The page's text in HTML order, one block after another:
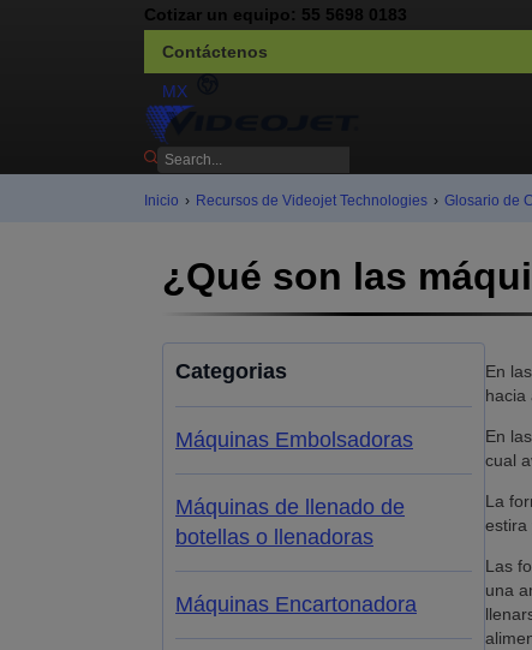
Cotizar un equipo: 55 5698 0183
Contáctenos
MX
Inicio › Recursos de Videojet Technologies › Glosario de
¿Qué son las
Categorias
Máquinas Embolsadoras
Máquinas de llenado de
botellas o llenadoras
Máquinas Encartonadora
En
hacia
En
cual
La
estira
Las
una